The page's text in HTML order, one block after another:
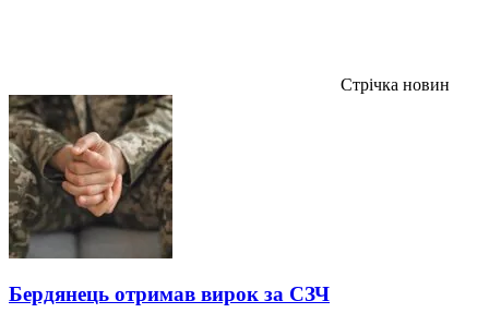
Стрічка новин
Бердянець отримав вирок за СЗЧ